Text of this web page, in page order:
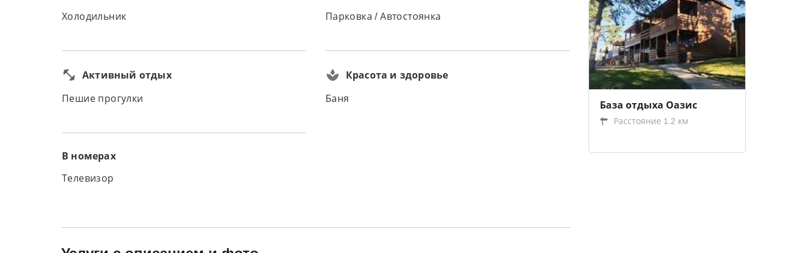
Холодильник Парковка / Автостоянка
Активный отдых
Пешие прогулки
Красота и здоровье
Баня
В номерах
Телевизор
База отдыха Оазис
Расстояние 1.2 км